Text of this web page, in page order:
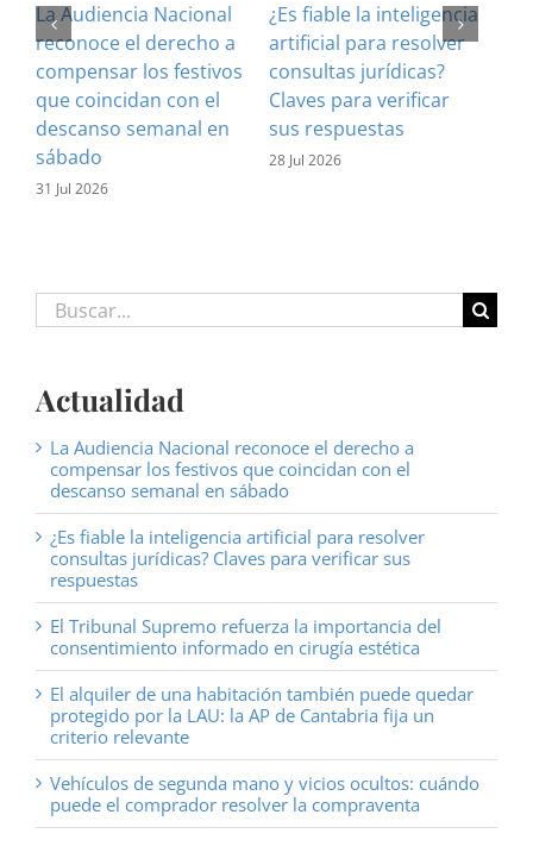
La Audiencia Nacional
reconoce el derecho a
compensar los festivos
que coincidan con el
descanso semanal en
sábado
31 Jul 2026
¿Es fiable la inteligencia
artificial para resolver
consultas jurídicas?
Claves para verificar
sus respuestas
28 Jul 2026
Buscar:
Actualidad
La Audiencia Nacional reconoce el derecho a
compensar los festivos que coincidan con el
descanso semanal en sábado
¿Es fiable la inteligencia artificial para resolver
consultas jurídicas? Claves para verificar sus
respuestas
El Tribunal Supremo refuerza la importancia del
consentimiento informado en cirugía estética
El alquiler de una habitación también puede quedar
protegido por la LAU: la AP de Cantabria fija un
criterio relevante
Vehículos de segunda mano y vicios ocultos: cuándo
puede el comprador resolver la compraventa